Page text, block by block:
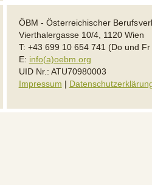
ÖBM - Österreichischer
Vierthalergasse 10/4, 1120 Wien
T: +43 699 10 654 741 (Do und
E: info(a)oebm.org
UID Nr.: ATU70980003
Impressum